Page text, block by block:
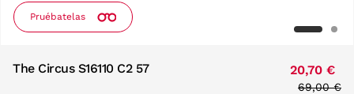
Pruébatelas
The Circus S16110 C2 57 20,70 €
Price
69,00 €